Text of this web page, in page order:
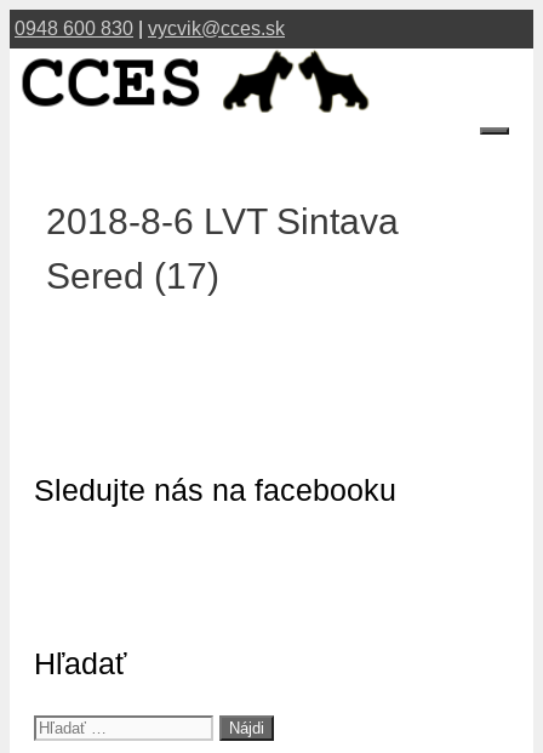
Preskočiť
na
obsah
0948 600 830 vycvik@cces.sk
2018-8-6 LVT Sintava
Sered (17)
Sledujte nás na facebooku
Hľadať
Hľadať: